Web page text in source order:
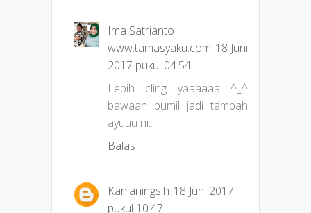
Ima Satrianto |
www.tamasyaku.com 18 Juni
2017 pukul 04.54
Lebih cling yaaaaaa ^_^
bawaan bumil jadi tambah
ayuuu ni..
Balas
Kanianingsih 18 Juni 2017
pukul 10.47